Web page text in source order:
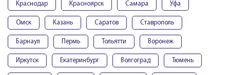
Краснодар Красноярск Самара Уфа
Омск Казань Саратов Ставрополь
Барнаул Пермь Тольятти Воронеж
Иркутск Екатеринбург Волгоград Тюмень